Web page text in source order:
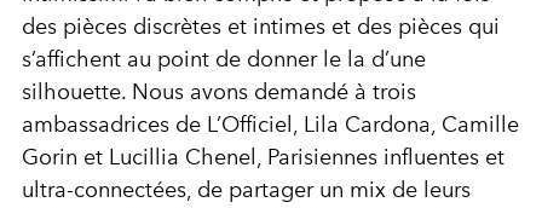
des pièces discrètes et intimes et des pièces qui
s’affichent au point de donner le la d’une
silhouette. Nous avons demandé à trois
ambassadrices de L’Officiel, Lila Cardona, Camille
Gorin et Lucillia Chenel, Parisiennes influentes et
ultra-connectées, de partager un mix de leurs